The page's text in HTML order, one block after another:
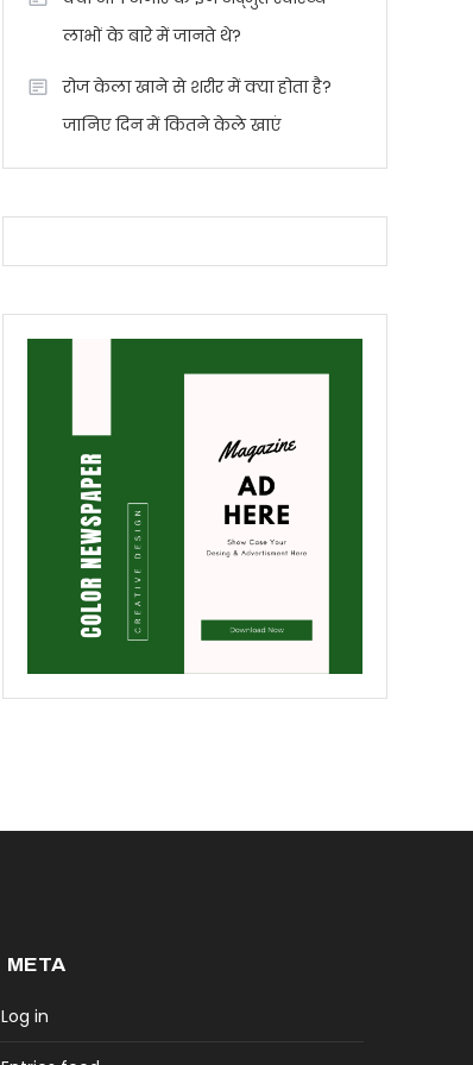
लाभों के बारे में जानते थे?
रोज केला खाने से शरीर में क्या होता है?
जानिए दिन में कितने केले खाएं
META
Log in